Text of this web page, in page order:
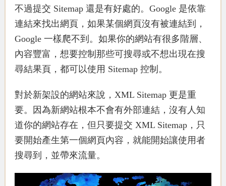
不過提交 Sitemap 還是有好處的。Google 是依靠
連結來找出網頁，如果某個網頁沒有被連結到，
Google 一樣爬不到。如果你的網站有很多階層、
內容豐富，想要控制那些可搜尋或不想出現在搜
尋結果頁，都可以使用 Sitemap 控制。
對於新架設的網站來說，XML Sitemap 更是重
要。因為新網站根本不會有外部連結，沒有人知
道你的網站存在，但只要提交 XML Sitemap，只
要開始產生第一個網頁內容，就能開始讓使用者
搜尋到，並帶來流量。